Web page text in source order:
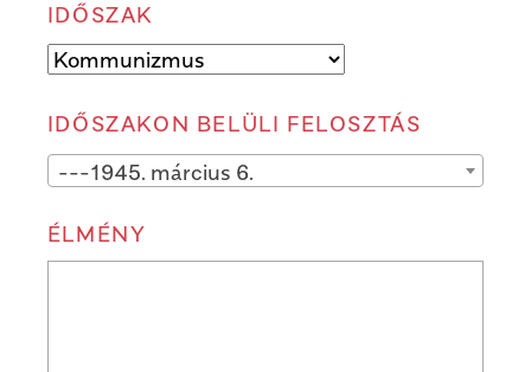
IDŐSZAK
IDŐSZAKON BELÜLI FELOSZTÁS
---1945. március 6.
ÉLMÉNY